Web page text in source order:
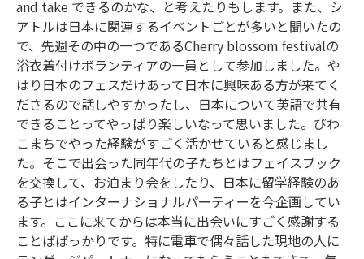
and take できるのかな、と考えたりもします。また、シ
アトルは日本に関連するイベントごとが多いと聞いたの
で、先週その中の一つであるCherry blossom festivalの
浴衣着付けボランティアの一員として参加しました。や
はり日本のフェスだけあって日本に興味ある方が来てく
ださるので話しやすかったし、日本について英語で共有
できることってやっぱり楽しいなって思いました。びわ
こまちでやった経験がすごく活かせていると感じまし
た。そこで出会った同年代の子たちとはフェイスブック
を交換して、お泊まり会をしたり、日本に留学経験のあ
る子とはインターナショナルパーティーを今企画してい
ます。ここに来てからは本当に出会いにすごく感謝する
ことばばっかりです。特に電車で偶々話した現地の人に